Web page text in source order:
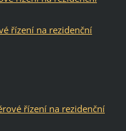
řízení na rezidenční
řízení na rezidenční